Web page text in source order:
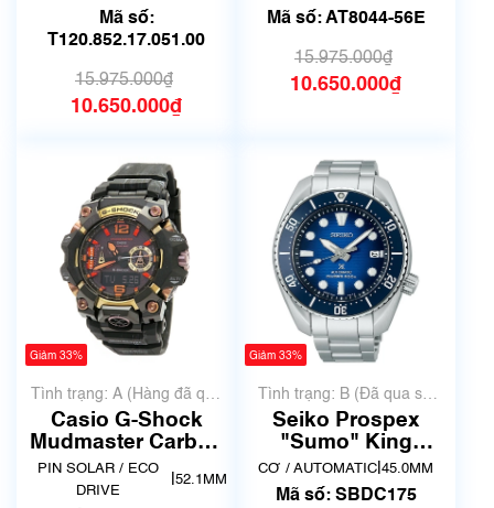
Mã số:
T120.852.17.051.00
15.975.000₫
10.650.000₫
Mã số: AT8044-56E
15.975.000₫
10.650.000₫
Giảm 33%
Tình trạng: A (Hàng đã qua
sử dụng nhưng rất đẹp,
không có xước)
Casio G-Shock
Mudmaster Carbon
Core Guard GWG-
B1000MG
PIN SOLAR / ECO
DRIVE
52.1MM
Giảm 33%
Tình trạng: B (Đã qua sử
dụng, hàng đẹp, có chút
xước dăm)
Seiko Prospex
"Sumo" King
SBDC175
CƠ / AUTOMATIC 45.0MM
Mã số: SBDC175